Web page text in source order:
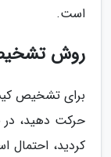
است.
روش
برای تشخیص
حرکت دهید،
کردید، احتمال